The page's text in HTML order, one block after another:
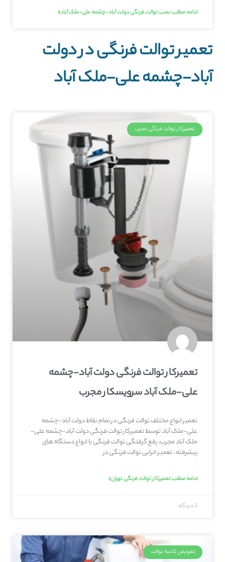
ادامه مطلب نصب توالت فرنگی دولت آباد-چشمه علی-ملک آباد»
تعمیر توالت فرنگی در دولت
آباد-چشمه علی-ملک آباد
تعمیرکار توالت فرنگی مجرب
تعمیرکار توالت فرنگی دولت آباد-چشمه
علی-ملک آباد سرویسکار مجرب
تعمیر انواع مختلف توالت فرنگی در تمام نقاط دولت آباد-چشمه
علی-ملک آباد توسط تعمیرکار توالت فرنگی دولت آباد-چشمه علی-
ملک آباد مجرب، رفع گرفتگی توالت فرنگی با انواع دستگاه های
پیشرفته ، تعمیر خرابی توالت فرنگی در
ادامه مطلب تعمیرکار توالت فرنگی تهران»
2 دیدگاه
تعویض کاسه توالت